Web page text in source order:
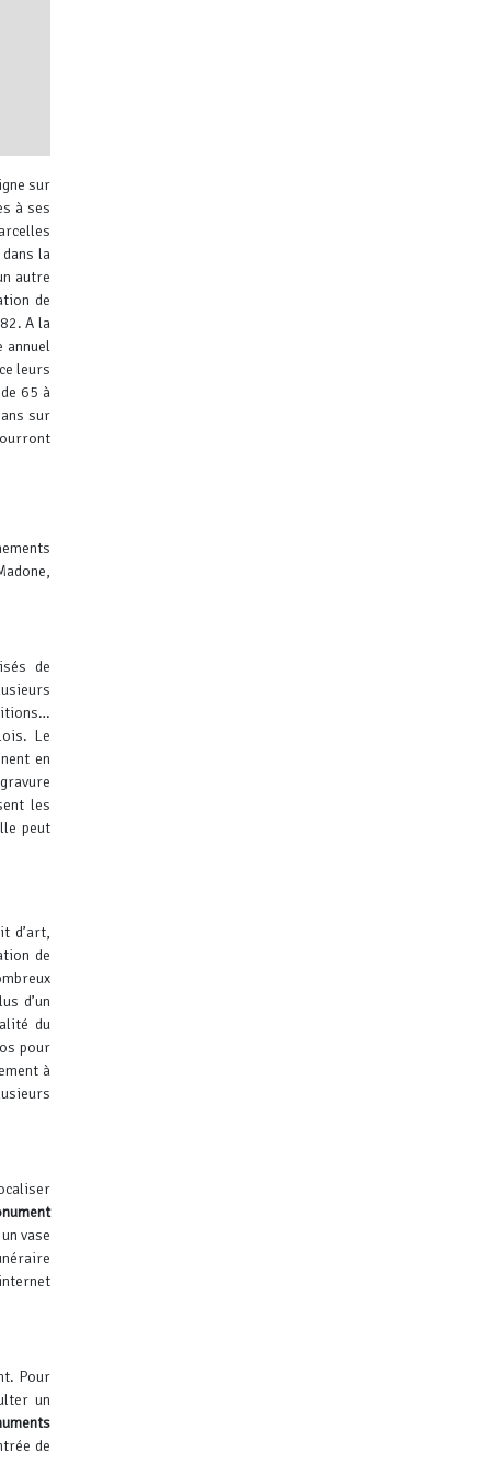
sur
à ses
la
autre
de
A la
annuel
leurs
65 à
sur
de
Le
en
les
peut
d’art,
de
d’un
du
pour
à
vase
Pour
un
de